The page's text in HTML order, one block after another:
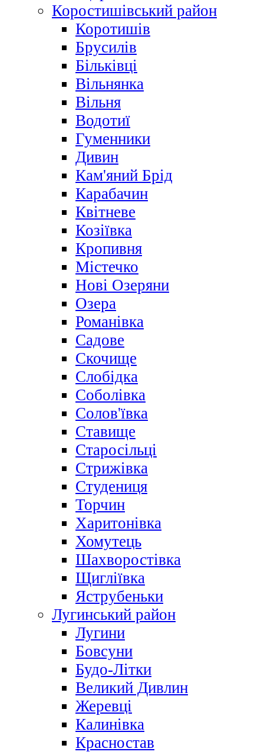
Коростишівський район
Коротишів
Брусилів
Більківці
Вільнянка
Вільня
Водотиї
Гуменники
Дивин
Кам'яний Брід
Карабачин
Квітневе
Козіївка
Кропивня
Містечко
Нові Озеряни
Озера
Романівка
Садове
Скочище
Слобідка
Соболівка
Солов'ївка
Ставище
Старосільці
Стрижівка
Студениця
Торчин
Харитонівка
Хомутець
Шахворостівка
Щигліївка
Яструбеньки
Лугинський район
Лугини
Бовсуни
Будо-Літки
Великий Дивлин
Жеревці
Калинівка
Красностав